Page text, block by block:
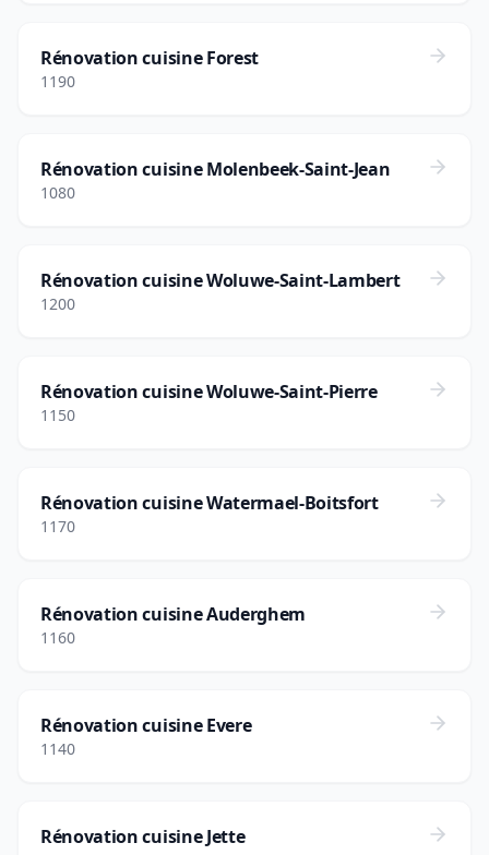
Rénovation cuisine Forest
1190
Rénovation cuisine Molenbeek-Saint-Jean
1080
Rénovation cuisine Woluwe-Saint-Lambert
1200
Rénovation cuisine Woluwe-Saint-Pierre
1150
Rénovation cuisine Watermael-Boitsfort
1170
Rénovation cuisine Auderghem
1160
Rénovation cuisine Evere
1140
Rénovation cuisine Jette